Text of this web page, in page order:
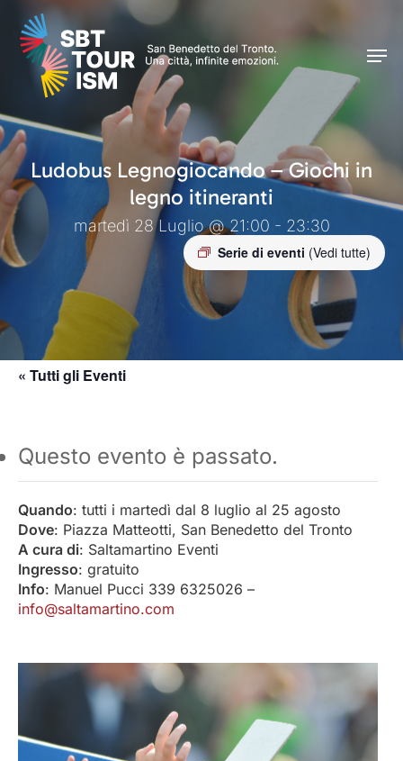
Skip
main
content
Ludobus Legnogiocando – Giochi in
legno itineranti
martedì 28 Luglio @ 21:00 - 23:30
Serie di eventi (Vedi tutte)
« Tutti gli Eventi
Questo evento è passato.
Quando: tutti i martedì dal 8 luglio al 25 agosto
Dove: Piazza Matteotti, San Benedetto del Tronto
A cura di: Saltamartino Eventi
Ingresso: gratuito
Info: Manuel Pucci 339 6325026 –
info@saltamartino.com